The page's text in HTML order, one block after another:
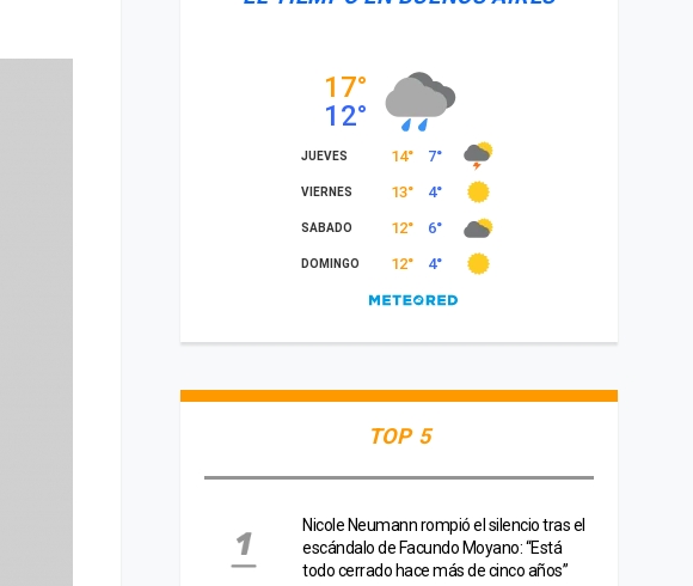
TOP 5
Nicole Neumann rompió el silencio tras el
escándalo de Facundo Moyano: “Está
todo cerrado hace más de cinco años”